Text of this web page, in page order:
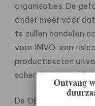
organisaties. De
onder meer voor
te zullen handelen
voor IMVO, een
productieketen
schendingen melden.
De OESO-
Ontvang